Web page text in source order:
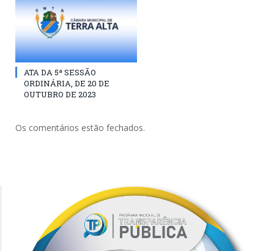
ATA DA 5ª SESSÃO
ORDINÁRIA, DE 20 DE
OUTUBRO DE 2023
Os comentários estão fechados.